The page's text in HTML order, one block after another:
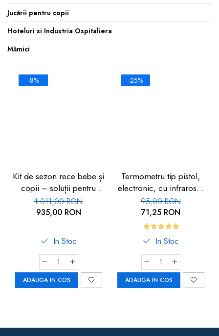
Jucării pentru copii
Hoteluri si Industria Ospitaliera
Mămici
-8%
Kit de sezon rece bebe și
copii – soluții pentru
toamnă și iarnă
1.011,00 RON
935,00 RON
In Stoc
ADAUGA IN COS
-25%
Termometru tip pistol,
electronic, cu infrarosu,
Car-Boy
95,00 RON
71,25 RON
In Stoc
ADAUGA IN COS